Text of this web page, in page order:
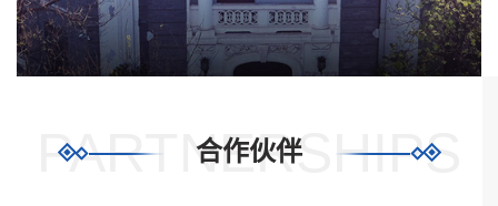
PARTNERSHIPS
合作伙伴